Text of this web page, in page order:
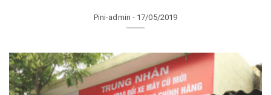
Pini-admin - 17/05/2019